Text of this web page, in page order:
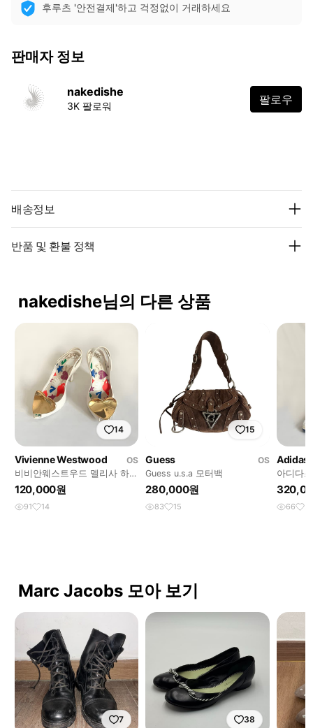
후루츠 '안전결제'하고 걱정없이 거래하세요
판매자 정보
nakedishe
3K 팔로워 팔로우
배송정보
반품 및 환불 정책
nakedishe님의 다른 상품
14
Vivienne Westwood
OS
비비안웨스트우드 멜리사 하트
힐
120,000원
91 14
15
Guess
OS
Guess u.s.a 모터백
280,000원
83 15
Adidas
아디다
부츠
66
Marc Jacobs 모아 보기
7 38